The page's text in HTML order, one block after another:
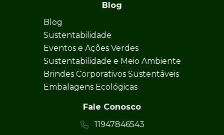
Blog
Blog
Sustentabilidade
Eventos e Ações Verdes
Sustentabilidade e Meio Ambiente
Brindes Corporativos Sustentáveis
Embalagens Ecológicas
Fale Conosco
11947846543